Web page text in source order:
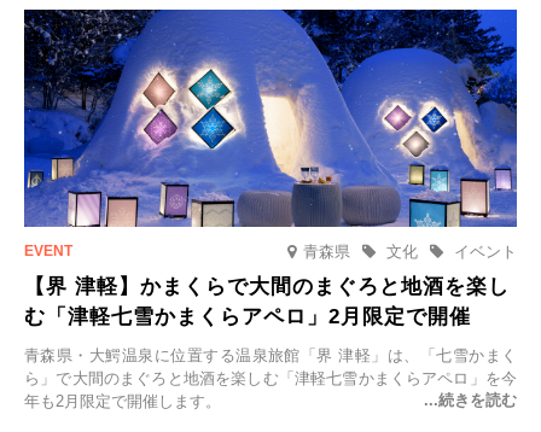
けます。
青森県 イベント
文化
【界 津軽】かまくらで大間のまぐろと地酒を楽し
む「津軽七雪かまくらアペロ」2月限定で開催
青森県・大鰐温泉に位置する温泉旅館「界 津軽」は、「七雪かまく
ら」で大間のまぐろと地酒を楽しむ「津軽七雪かまくらアペロ」を今
年も2月限定で開催します。